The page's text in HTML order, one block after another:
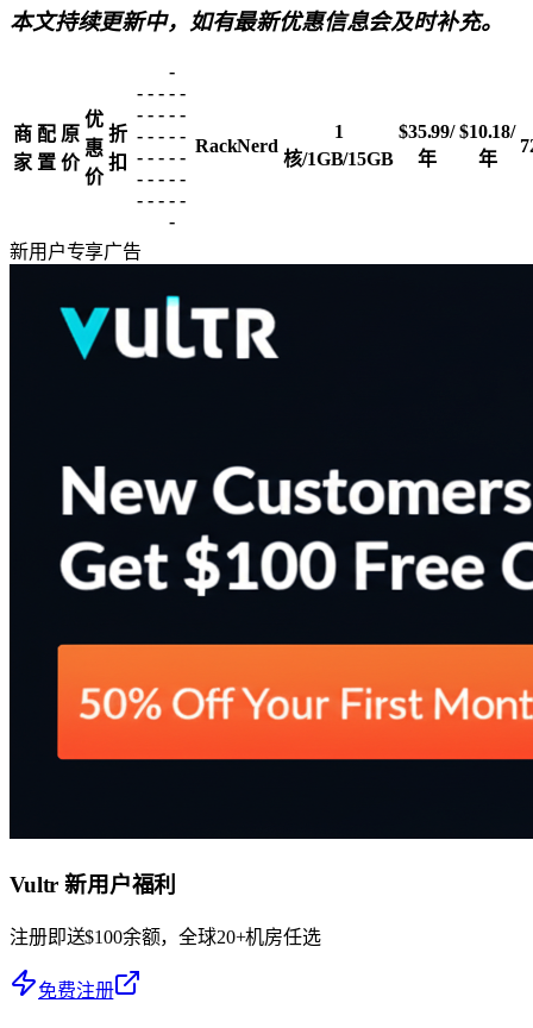
本文持续更新中，如有最新优惠信息会及时补充。
商
家
配
置
原
价
优
惠
价
折
扣
-
-
-
-
-
-
-
-
-
-
-
-
-
-
-
-
-
-
-
-
-
-
-
-
-
-
-
-
-
-
-
-
RackNerd
1
核/1GB/15GB
$35.99/
年
$10.18/
年
新用户专享广告
Vultr 新用户福利
注册即送$100余额，全球20+机房任选
免费注册